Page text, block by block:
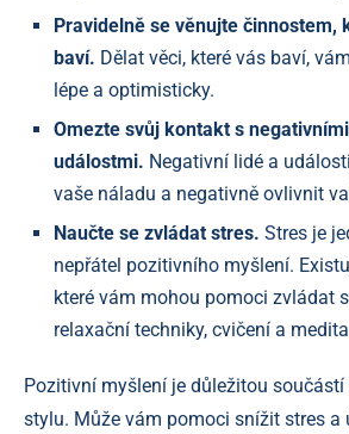
Pravidelně se věnujte činnostem,
baví. Dělat věci, které vás baví,
lépe a optimisticky.
Omezte svůj kontakt s
událostmi. Negativní lidé a
vaše náladu a negativně ovlivnit
Naučte se zvládat stres. Stres je
nepřátel pozitivního myšlení.
které vám mohou pomoci zvládat
relaxační techniky, cvičení a
Pozitivní myšlení je důležitou
stylu. Může vám pomoci snížit stres a